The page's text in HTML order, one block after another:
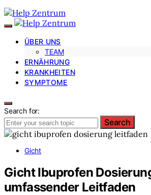
ÜBER UNS
TEAM
ERNÄHRUNG
KRANKHEITEN
SYMPTOME
Search for:
Search
Gicht
Gicht Ibuprofen
umfassender Leitfaden